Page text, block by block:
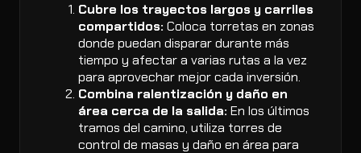
Cubre los trayectos largos y carriles
compartidos: Coloca torretas en zonas
donde puedan disparar durante más
tiempo y afectar a varias rutas a la vez
para aprovechar mejor cada inversión.
Combina ralentización y daño en
área cerca de la salida: En los últimos
tramos del camino, utiliza torres de
control de masas y daño en área para